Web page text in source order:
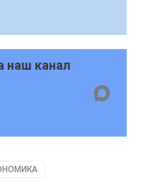
наш канал